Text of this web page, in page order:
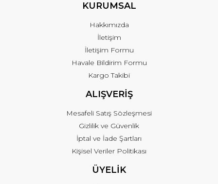
KURUMSAL
Hakkımızda
İletişim
İletişim Formu
Havale Bildirim Formu
Kargo Takibi
ALIŞVERİŞ
Mesafeli Satış Sözleşmesi
Gizlilik ve Güvenlik
İptal ve İade Şartları
Kişisel Veriler Politikası
ÜYELİK